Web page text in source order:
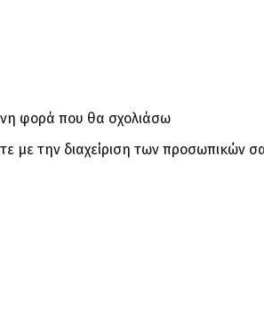
φορά που θα σχολιάσω
με την διαχείριση των προσωπικών